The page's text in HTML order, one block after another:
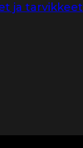
ja tarvikkeet